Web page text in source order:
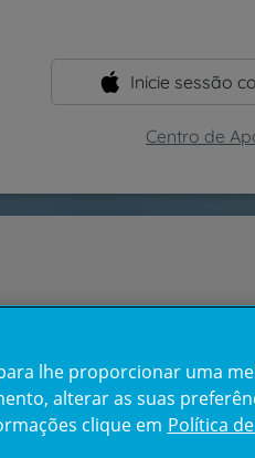
Inicie sessão
Centro de
lhe proporcionar uma
alterar as suas
clique em Política